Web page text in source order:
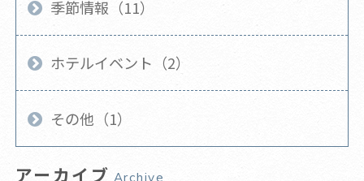
季節情報（11）
ホテルイベント（2）
その他（1）
アーカイブ Archive